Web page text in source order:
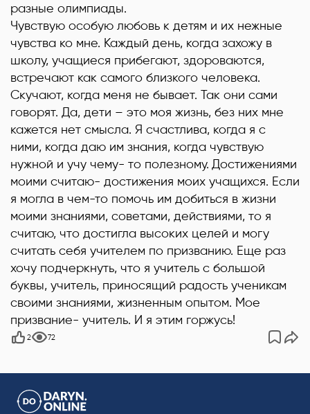
разные олимпиады.
Чувствую особую любовь к детям и их нежные
чувства ко мне. Каждый день, когда захожу в
школу, учащиеся прибегают, здороваются,
встречают как самого близкого человека.
Скучают, когда меня не бывает. Так они сами
говорят. Да, дети – это моя жизнь, без них мне
кажется нет смысла. Я счастлива, когда я с
ними, когда даю им знания, когда чувствую
нужной и учу чему- то полезному. Достижениями
моими считаю- достижения моих учащихся. Если
я могла в чем-то помочь им добиться в жизни
моими знаниями, советами, действиями, то я
считаю, что достигла высоких целей и могу
считать себя учителем по призванию. Еще раз
хочу подчеркнуть, что я учитель с большой
буквы, учитель, приносящий радость ученикам
своими знаниями, жизненным опытом. Мое
призвание- учитель. И я этим горжусь!
2 72